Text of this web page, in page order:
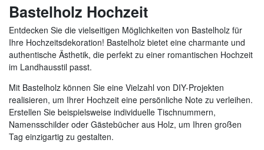
Bastelholz Hochzeit
Entdecken Sie die vielseitigen Möglichkeiten von Bastelholz für
Ihre Hochzeitsdekoration! Bastelholz bietet eine charmante und
authentische Ästhetik, die perfekt zu einer romantischen Hochzeit
im Landhausstil passt.
Mit Bastelholz können Sie eine Vielzahl von DIY-Projekten
realisieren, um Ihrer Hochzeit eine persönliche Note zu verleihen.
Erstellen Sie beispielsweise individuelle Tischnummern,
Namensschilder oder Gästebücher aus Holz, um Ihren großen
Tag einzigartig zu gestalten.